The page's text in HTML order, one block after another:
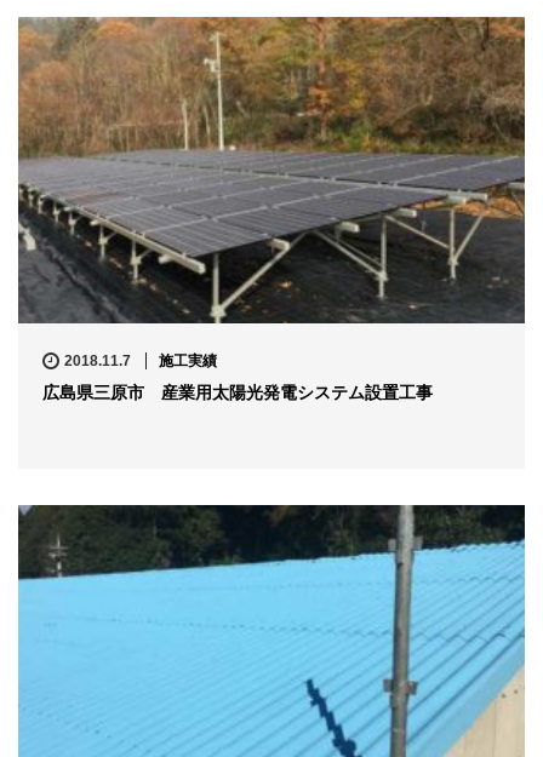
2018.11.7 施工実績
広島県三原市 産業用太陽光発電システム設置工事